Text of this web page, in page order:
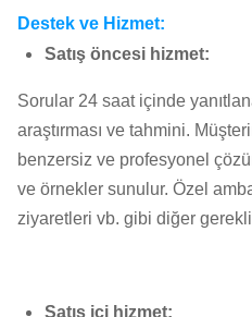
Destek ve Hizmet:
Satış öncesi hizmet:
Sorular 24 saat içinde
araştırması ve tahmini.
benzersiz ve profesyonel
ve örnekler sunulur. Özel
ziyaretleri vb. gibi diğer
Satış içi hizmet: